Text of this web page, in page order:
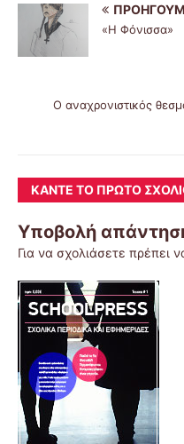
«Η Φόνισσα»
Ο αναχρονιστικός
ΚΆΝΤΕ ΤΟ ΠΡΏΤΟ
Υποβολή
Για να σχολιάσετε πρέπει